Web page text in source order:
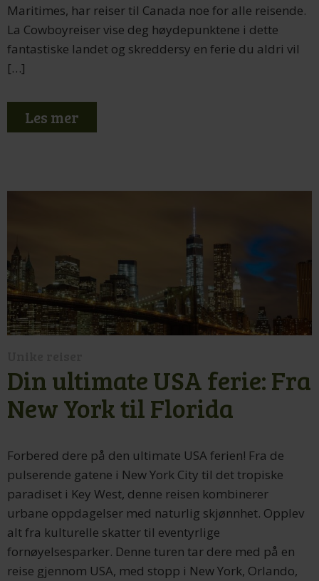
Maritimes, har reiser til Canada noe for alle reisende.
La Cowboyreiser vise deg høydepunktene i dette
fantastiske landet og skreddersy en ferie du aldri vil
[…]
Les mer
Din ultimate USA ferie: Fra
New York til Florida
Forbered dere på den ultimate USA ferien! Fra de
pulserende gatene i New York City til det tropiske
paradiset i Key West, denne reisen kombinerer
urbane oppdagelser med naturlig skjønnhet. Opplev
alt fra kulturelle skatter til eventyrlige
fornøyelsesparker. Denne turen tar dere med på en
reise gjennom USA, med stopp i New York, Orlando,